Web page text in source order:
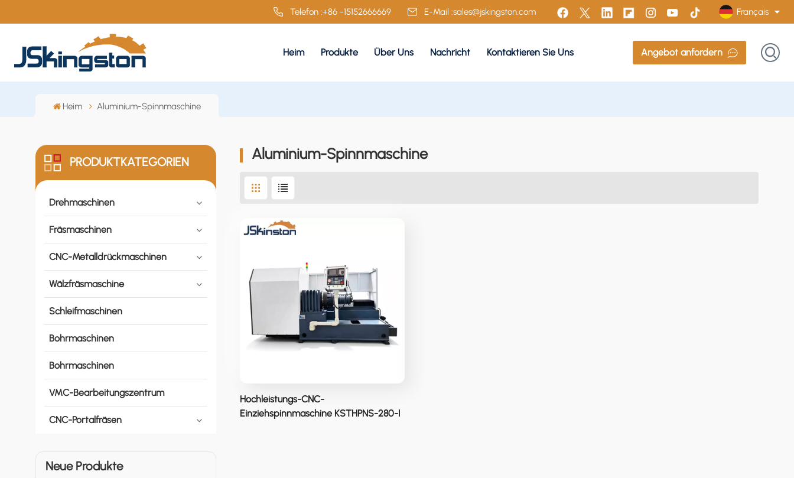
Telefon :+86 -15152666669 E-Mail :sales@jskingston.com Français
English
Heim Produkte Über Uns Nachricht Kontaktieren Sie Uns Angebot anfordern
Heim Aluminium-Spinnmaschine
PRODUKTKATEGORIEN
Drehmaschinen
Fräsmaschinen
CNC-Metalldrückmaschinen
Wälzfräsmaschine
Schleifmaschinen
Bohrmaschinen
Bohrmaschinen
VMC-Bearbeitungszentrum
CNC-Portalfräsen
Neue Produkte
Aluminium-Spinnmaschine
Hochleistungs-CNC-
Einziehspinnmaschine KSTHPNS-280-I